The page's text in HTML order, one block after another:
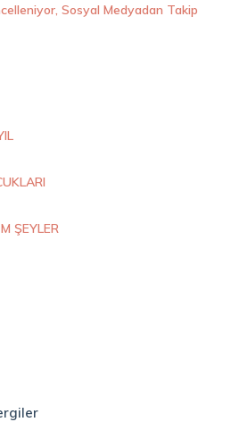
Sosyal Medyadan Takip
ŞEYLER